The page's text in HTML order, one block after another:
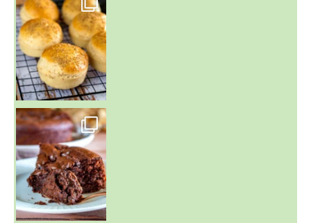
Un peu de boulange par ici au
~ GÂTEAU FONDANT CHOCO NOISETTE ~
C'est lundi